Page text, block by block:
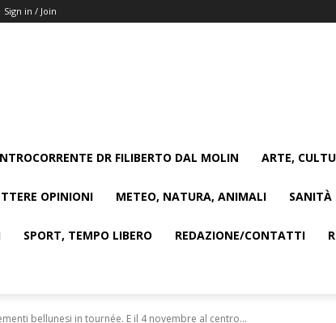
Sign in / Join
DR FILIBERTO DAL MOLIN ARTE,
OPINIONI METEO, NATURA, ANIMALI SANITÀ
SPORT, TEMPO LIBERO REDAZIONE/CONTATTI
bellunesi in tournée. E il 4 novembre al centro...